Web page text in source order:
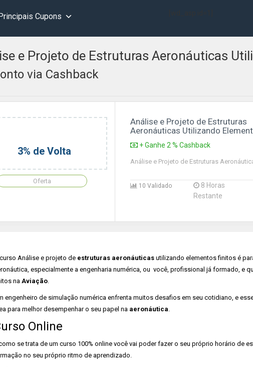
Cupons
e Projeto de Estruturas Aeronáuticas
via Cashback
3% de Volta
Oferta
Análise e Projeto de Estruturas
Aeronáuticas Utilizando
+ Ganhe 2 % Cashback
Análise e Projeto de Estruturas
10 Validado
8 Horas
Restante
Análise e projeto de estruturas aeronáuticasutilizando elementos finitos é
especialmente a engenharia numérica, ou você, profissional já formado, e
na Aviação.
engenheiro de simulação numérica enfrenta muitos desafios em seu cotidiano, e
para melhor desempenhar o seu papel na aeronáutica.
Online
se trata de um curso 100% online você vai poder fazer o seu próprio horário de
no seu próprio ritmo de aprendizado.